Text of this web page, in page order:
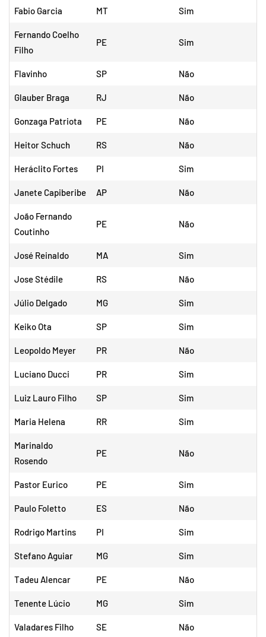
Fabio Garcia MT Sim
Fernando Coelho
Filho
PE Sim
Flavinho SP Não
Glauber Braga RJ Não
Gonzaga Patriota PE Não
Heitor Schuch RS Não
Heráclito Fortes PI Sim
Janete Capiberibe AP Não
João Fernando
Coutinho
PE Não
José Reinaldo MA Sim
Jose Stédile RS Não
Júlio Delgado MG Sim
Keiko Ota SP Sim
Leopoldo Meyer PR Não
Luciano Ducci PR Sim
Luiz Lauro Filho SP Sim
Maria Helena RR Sim
Marinaldo
Rosendo
PE Não
Pastor Eurico PE Sim
Paulo Foletto ES Não
Rodrigo Martins PI Sim
Stefano Aguiar MG Sim
Tadeu Alencar PE Não
Tenente Lúcio MG Sim
Valadares Filho SE Não